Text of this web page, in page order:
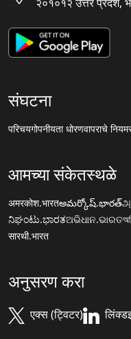
संघटना
परिचयगोपनीयता धोरणवापराचे नियम
आमच्या संकेतस्थळे
अमरकोश.भारतఅమర్కోష్.భారత్
ನಿಘಂಟು.ಭಾರತଅଭିଧାନ.ଭାରତ
सारथी.भारत
अनुसरण करा
एक्स (ट्विटर)